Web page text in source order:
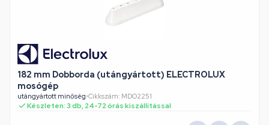
182 mm Dobborda (utángyártott) ELECTROLUX
mosógép
utángyártott minőség•Cikkszám: MDO2251
Készleten: 3 db, 24-72 órás kiszállítással